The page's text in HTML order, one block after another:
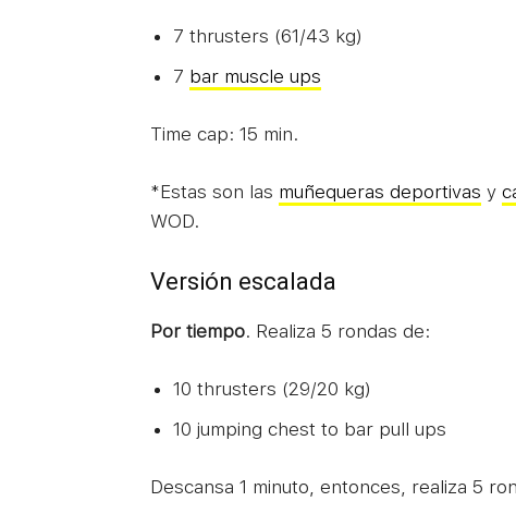
7 thrusters (61/43 kg)
7 bar muscle ups
Time cap: 15 min.
*Estas son las muñequeras deportivas y
WOD.
Versión escalada
Por tiempo. Realiza 5 rondas de:
10 thrusters (29/20 kg)
10 jumping chest to bar pull ups
Descansa 1 minuto, entonces, realiza 5